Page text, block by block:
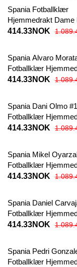
Spania Fotballklær
Hjemmedrakt Dame
2024 Kortermet
414.33NOK
Spania Alvaro
Fotballklær
Dame EM 2024
414.33NOK
Spania Dani Olmo
Fotballklær
Dame EM 2024
414.33NOK
Spania Mikel
Fotballklær
Dame EM 2024
414.33NOK
Spania Daniel
Fotballklær
Dame EM 2024
414.33NOK
Spania Pedri
Fotballklær